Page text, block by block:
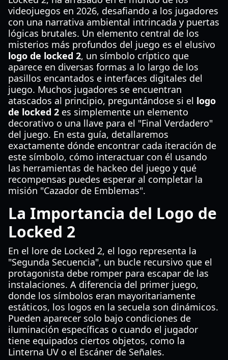
videojuegos en 2026, desafiando a los jugadores
con una narrativa ambiental intrincada y puertas
lógicas brutales. Un elemento central de los
misterios más profundos del juego es el elusivo
logo de locked 2, un símbolo críptico que
aparece en diversas formas a lo largo de los
pasillos encantados e interfaces digitales del
juego. Muchos jugadores se encuentran
atascados al principio, preguntándose si el logo
de locked 2 es simplemente un elemento
decorativo o una llave para el "Final Verdadero"
del juego. En esta guía, detallaremos
exactamente dónde encontrar cada iteración de
este símbolo, cómo interactuar con él usando
las herramientas de hackeo del juego y qué
recompensas puedes esperar al completar la
misión "Cazador de Emblemas".
La Importancia del Logo de
Locked 2
En el lore de Locked 2, el logo representa la
"Segunda Secuencia", un bucle recursivo que el
protagonista debe romper para escapar de las
instalaciones. A diferencia del primer juego,
donde los símbolos eran mayoritariamente
estáticos, los logos en la secuela son dinámicos.
Pueden aparecer solo bajo condiciones de
iluminación específicas o cuando el jugador
tiene equipados ciertos objetos, como la
Linterna UV o el Escáner de Señales.